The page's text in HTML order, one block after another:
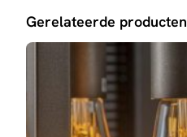
Gerelateerde producten